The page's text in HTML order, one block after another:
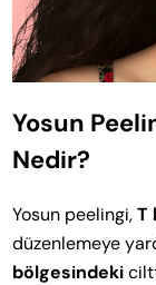
Yosun
Nedir?
Yosun peelingi,T
düzenlemeye
bölgesindeki